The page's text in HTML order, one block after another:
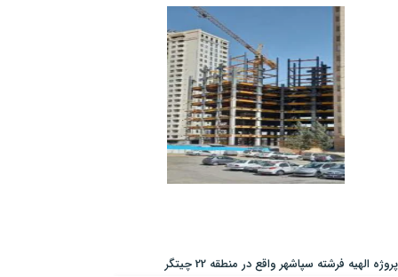
پروژه الهیه فرشته سپاشهر واقع در منطقه 22 چیتگر